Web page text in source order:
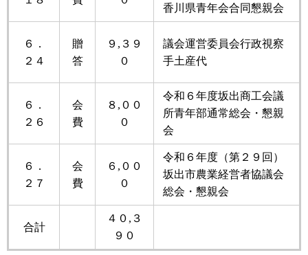
香川県青年会合同懇親会
６．
２４
贈
答
９,３９
０
議会運営委員会行政視察
手土産代
６．
２６
会
費
８,００
０
令和６年度坂出商工会議
所青年部通常総会・懇親
会
６．
２７
会
費
６,００
０
令和６年度（第２９回）
坂出市農業経営者協議会
総会・懇親会
合計
４０,３
９０